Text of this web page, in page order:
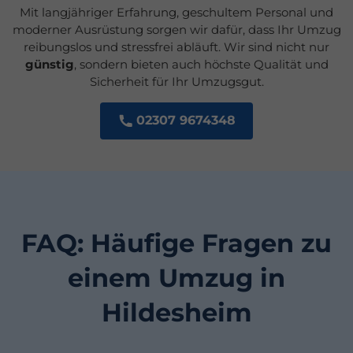
Mit langjähriger Erfahrung, geschultem Personal und
moderner Ausrüstung sorgen wir dafür, dass Ihr Umzug
reibungslos und stressfrei abläuft. Wir sind nicht nur
günstig, sondern bieten auch höchste Qualität und
Sicherheit für Ihr Umzugsgut.
02307 9674348
FAQ: Häufige Fragen zu
einem Umzug in
Hildesheim